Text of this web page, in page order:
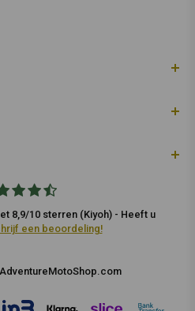
8,9/10 sterren (Kiyoh) - Heeft u
een beoordeling!